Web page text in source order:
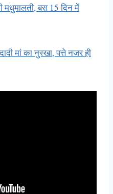
बस 15 दिन में
मां का नुस्खा, पत्ते नजर ही